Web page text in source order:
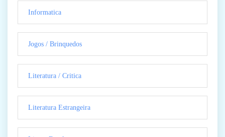
Informatica
Jogos / Brinquedos
Literatura / Critica
Literatura Estrangeira